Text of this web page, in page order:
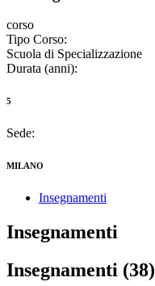
corso
Tipo Corso:
Scuola di Specializzazione
Durata (anni):
5
Sede:
MILANO
Insegnamenti
Insegnamenti
Insegnamenti (38)